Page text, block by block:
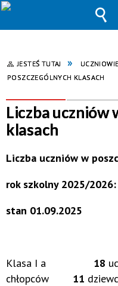
JESTEŚ TUTAJ UCZNIOWIE
POSZCZEGÓLNYCH KLASACH
Liczba uczniów
klasach
Liczba uczniów w
rok szkolny 2025/2026:
stan 01.09.2025
Klasa I a 18
chłopców 11